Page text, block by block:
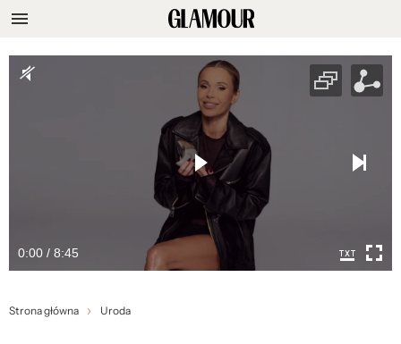
0:00 / 8:45
Strona główna Uroda